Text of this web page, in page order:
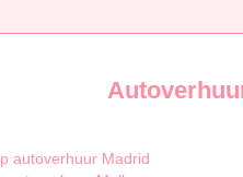
autoverhuur Madrid